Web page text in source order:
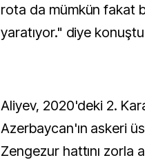
rota da mümkün fakat
yaratıyor." diye
Aliyev, 2020'deki 2.
Azerbaycan'ın askeri
Zengezur hattını zorla